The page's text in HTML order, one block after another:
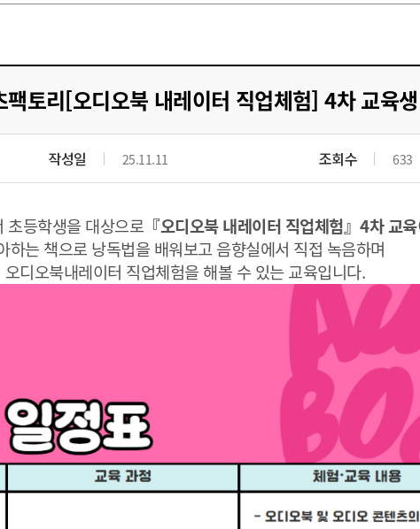
팩토리[오디오북 내레이터 직업체험] 4차 교육
작성일 25.11.11 조회수 633
초등학생을 대상으로『오디오북 내레이터 직업체험』4차 교육
하는 책으로 낭독법을 배워보고 음향실에서 직접 녹음하며
오디오북내레이터 직업체험을 해볼 수 있는 교육입니다.